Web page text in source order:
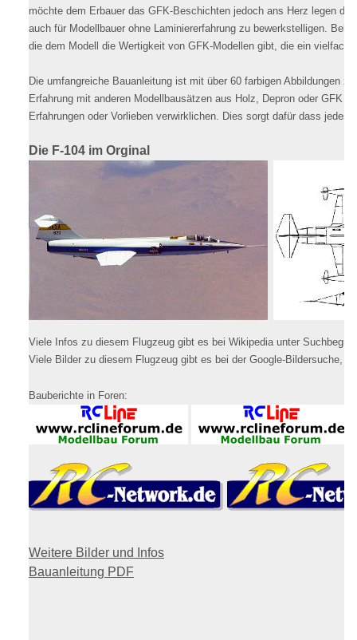
möchte dem Erbauer das GFK-Beschichten jedoch ans Herz legen
auch für Modellbauer ohne Laminiererfahrung zu bewerkstelligen.
die dem Modell die Wertigkeit von GFK-Modellen gibt, die ein
Die umfangreiche Bauanleitung ist mit über 60 farbigen Abbildungen
Erfahrung mit anderen Modellbausätzen aus Holz, Depron oder GFK
Erfahrungen oder Vorlieben verwirklichen. Dies sorgt dafür dass jedes
Die F-104 im Orginal
Viele Infos zu diesem Flugzeug gibt es bei Wikipedia unter
Viele Bilder zu diesem Flugzeug gibt es bei der Google-Bildersuche,
Bauberichte in Foren:
Weitere Bilder und Infos
Bauanleitung PDF